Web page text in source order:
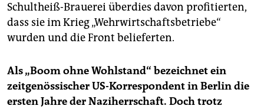
Schultheiß-Brauerei überdies davon profitierten,
dass sie im Krieg „Wehrwirtschaftsbetriebe“
wurden und die Front belieferten.
Als „Boom ohne Wohlstand“ bezeichnet ein
zeitgenössischer US-Korrespondent in Berlin die
ersten Jahre der Naziherrschaft. Doch trotz